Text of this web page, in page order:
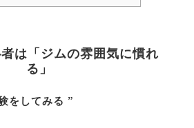
は「ジムの雰囲気に慣れ
る」
をしてみる ”